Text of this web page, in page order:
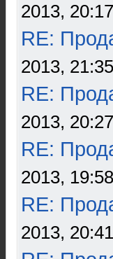
2013, 20:17
RE:
2013, 21:35
RE:
2013, 20:27
RE:
2013, 19:58
RE:
2013, 20:41